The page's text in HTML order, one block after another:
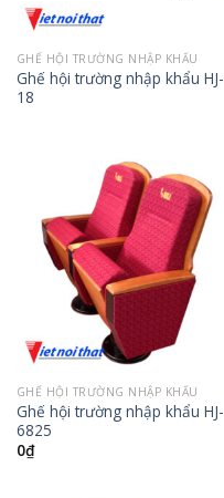
GHẾ HỘI TRƯỜNG NHẬP KHẨU
Ghế hội trường nhập khẩu HJ-
18
GHẾ HỘI TRƯỜNG NHẬP KHẨU
Ghế hội trường nhập khẩu HJ-
6825
0₫